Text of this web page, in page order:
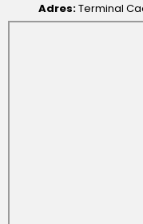
Adres:Terminal